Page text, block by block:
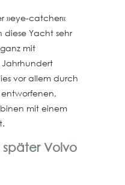
»eye-catcher«
Yacht sehr
mit
Jahrhundert
vor allem durch
mit einem
später Volvo